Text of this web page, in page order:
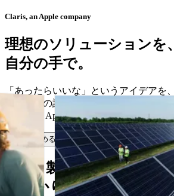
Claris, an Apple company
理想のソリューションを、
自分の手で。
「あったらいいな」というアイデアを
なら、今の課題に応え、ビジネスの成
カスタム App を作成できます。
無料で始める 問い合わせる
Claris 製品は、お客様の
しっかり支えます。